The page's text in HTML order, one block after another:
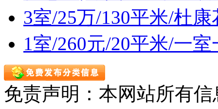
3室/25万/130平米/杜
1室/260元/20平米/一
免责声明：本网站所有